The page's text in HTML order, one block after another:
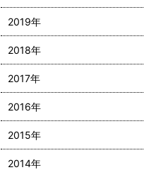
2019年
2018年
2017年
2016年
2015年
2014年